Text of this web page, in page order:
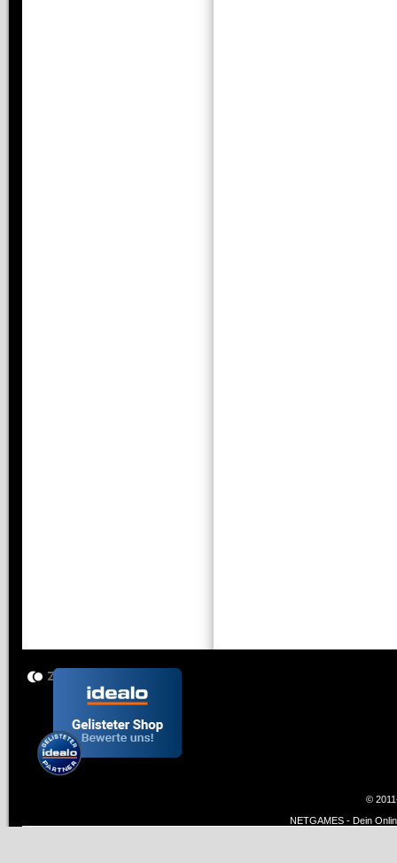
©
NETGAMES - Dein